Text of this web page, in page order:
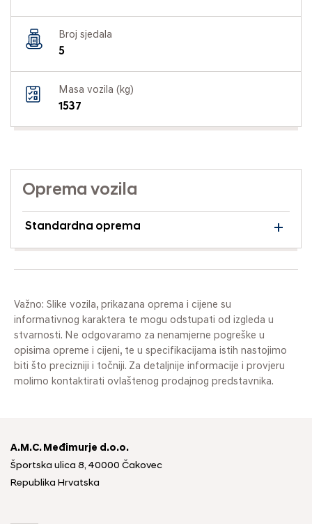
Broj sjedala
5
Masa vozila (kg)
1537
Oprema vozila
Standardna oprema
Važno: Slike vozila, prikazana oprema i cijene su
informativnog karaktera te mogu odstupati od izgleda u
stvarnosti. Ne odgovaramo za nenamjerne pogreške u
opisima opreme i cijeni, te u specifikacijama istih nastojimo
biti što precizniji i točniji. Za detaljnije informacije i provjeru
molimo kontaktirati ovlaštenog prodajnog predstavnika.
A.M.C. Međimurje d.o.o.
Športska ulica 8, 40000 Čakovec
Republika Hrvatska